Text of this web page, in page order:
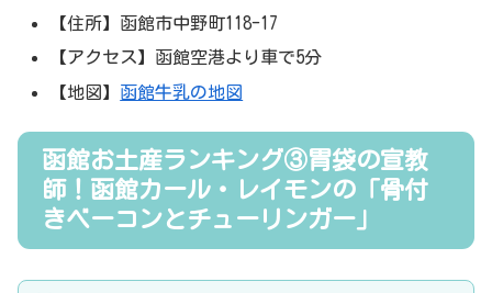
【住所】函館市中野町118-17
【アクセス】函館空港より車で5分
【地図】 函館牛乳の地図
函館お土産ランキング③胃袋の宣教
師！函館カール・レイモンの「骨付
きベーコンとチューリンガー」